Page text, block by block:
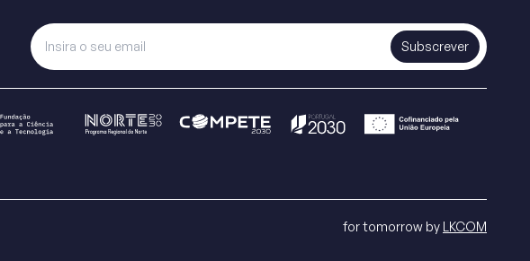
Subscrever
for tomorrow by LKCOM